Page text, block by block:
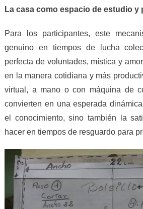
La casa como espacio de estudio y
Para los participantes, este
genuino en tiempos de lucha
perfecta de voluntades, mística y
en la manera cotidiana y más
virtual, a mano ocon máquina de
convierten en una esperada dinámica
el conocimiento, sino también la
hacer en tiempos de resguardo para